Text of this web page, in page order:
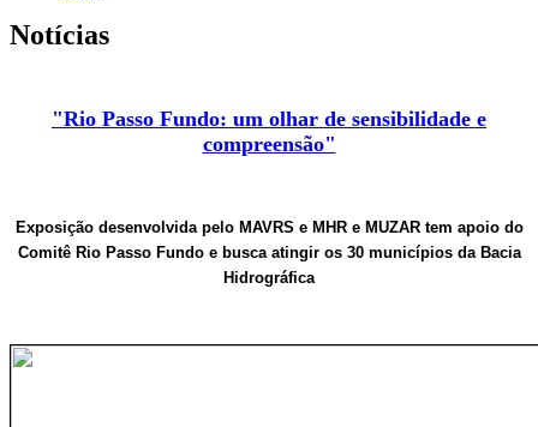
Notícias
"Rio Passo Fundo: um olhar de sensibilidade e
compreensão"
Exposição desenvolvida pelo MAVRS e MHR e MUZAR tem apoio do
Comitê Rio Passo Fundo e busca atingir os 30 municípios da Bacia
Hidrográfica